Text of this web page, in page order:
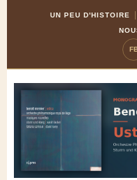
UN PEU D'HISTOIRE